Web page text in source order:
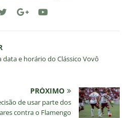
data e horário do Clássico Vovô
PRÓXIMO
de usar parte dos
contra o Flamengo